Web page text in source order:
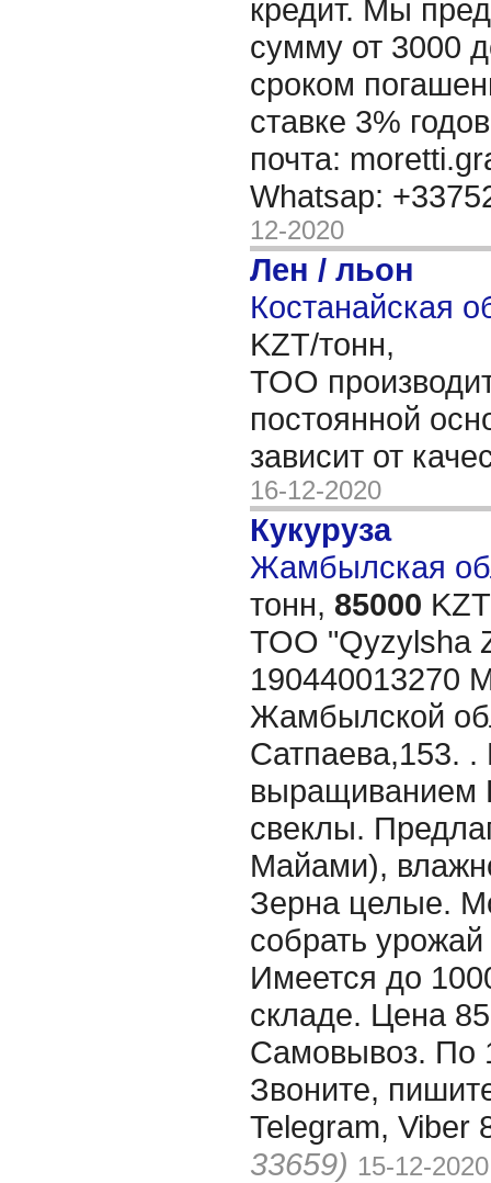
кредит. Мы
сумму от 3000
сроком
ставке 3%
почта:
Whatsap:
12-2020
Лен / льон
Костанайская
KZT/тонн,
ТОО
постоянной
зависит от
16-12-2020
Кукуруза
Жамбылская
тонн, 85000
TOO "Qyzylsha
190440013270
Жамбылской
Сатпаева,153. .
выращиванием
свеклы.
Майами),
Зерна целые.
собрать
Имеется до
складе. Цена
Самовывоз. По
Звоните,
Telegram, Viber
33659) 15-12-2020